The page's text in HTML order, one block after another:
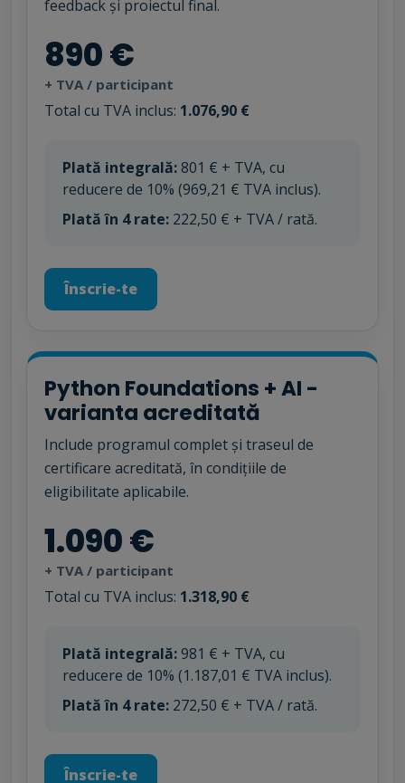
feedback și proiectul final.
890 €
+ TVA / participant
Total cu TVA inclus: 1.076,90 €
Plată integrală:801 € + TVA, cu
reducere de 10% (969,21 € TVA inclus).
Plată în 4 rate: 222,50 € + TVA / rată.
Înscrie-te
Python Foundations + AI -
varianta acreditată
Include programul complet și traseul de
certificare acreditată, în condițiile de
eligibilitate aplicabile.
1.090 €
+ TVA / participant
Total cu TVA inclus: 1.318,90 €
Plată integrală:981 € + TVA, cu
reducere de 10% (1.187,01 € TVA inclus).
Plată în 4 rate: 272,50 € + TVA / rată.
Înscrie-te